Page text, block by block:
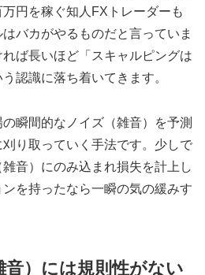
円を稼ぐ知人FXトレーダーも
バカがやるものだと言っていま
ば長いほど「スキャルピングは
認識に落ち着いてきます。
瞬間的なノイズ（雑音）を予測
り取っていく手法です。少しで
音）にのみ込まれ損失を計上し
を持ったなら一瞬の気の緩みす
）には規則性がない